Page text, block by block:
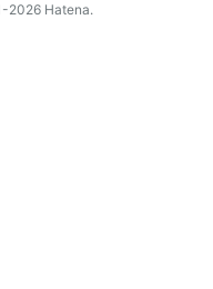
2026 Hatena.